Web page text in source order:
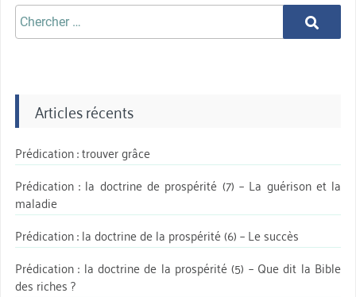
Chercher
aprè:
Chercher
Articles récents
Prédication : trouver grâce
Prédication : la doctrine de prospérité (7) – La guérison et la
maladie
Prédication : la doctrine de la prospérité (6) – Le succès
Prédication : la doctrine de la prospérité (5) – Que dit la Bible
des riches ?